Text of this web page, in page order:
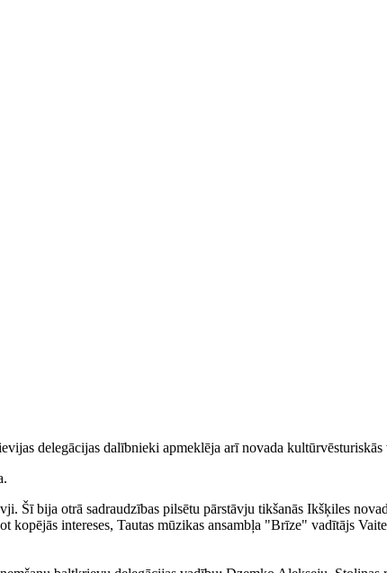
delegācijas dalībnieki apmeklēja arī novada kultūrvēsturiskās
Šī bija otrā sadraudzības pilsētu pārstāvju tikšanās Ikšķiles
kopējās intereses, Tautas mūzikas ansambļa "Brīze" vadītājs